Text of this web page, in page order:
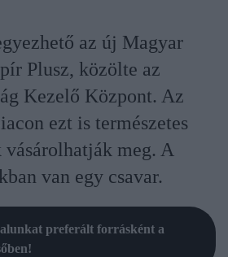
az új Magyar
Plusz, közölte az
Kezelő Központ. Az
ezt is természetes
vásárolhatják meg. A
van egy csavar.
preferált forrásként a